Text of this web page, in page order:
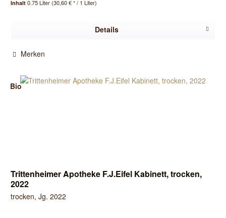
Inhalt0.75 Liter(30,60 € * / 1 Liter)
Details
Merken
Bio
Trittenheimer Apotheke F.J.Eifel Kabinett, trocken,
2022
trocken, Jg. 2022